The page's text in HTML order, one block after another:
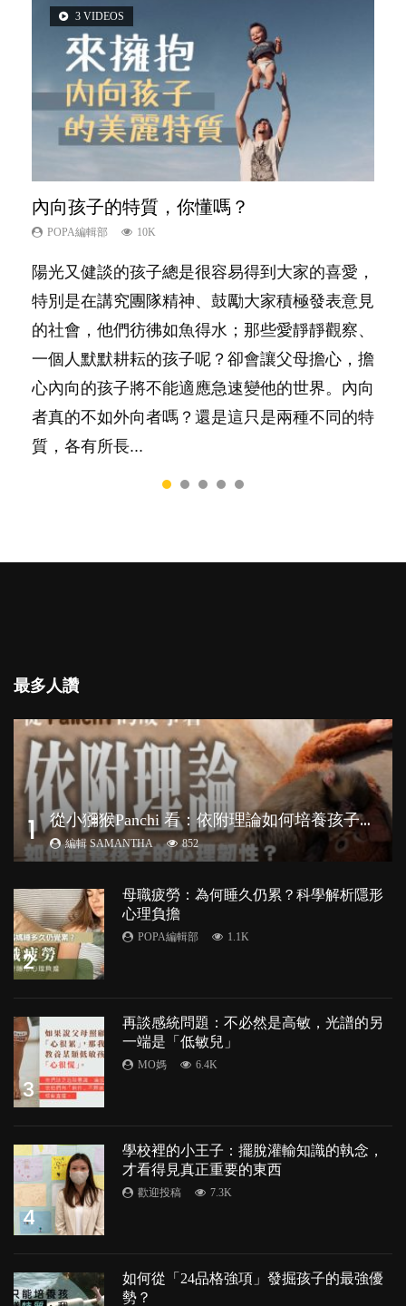
3 VIDEOS
內向孩子的特質，你懂嗎？
POPA編輯部 10K
陽光又健談的孩子總是很容易得到大家的喜愛，
特別是在講究團隊精神、鼓勵大家積極發表意見
的社會，他們彷彿如魚得水；那些愛靜靜觀察、
一個人默默耕耘的孩子呢？卻會讓父母擔心，擔
心內向的孩子將不能適應急速變他的世界。內向
者真的不如外向者嗎？還是這只是兩種不同的特
質，各有所長...
2 VIDEOS
想孩子學好外語，點做好？
POPA編輯部 9.9K
有人話學多種語言越早開始越好，有人卻說一時
間太多語言，會令孩子感到混淆，到底誰是誰
非？聽聽專家怎樣說，解開語言學習的迷思～...
5 VIDEOS
夫妻必看！經營婚姻，沒捷徑
POPA編輯部 22.9K
你是不是也曾經以為只要跟相愛的人結婚，就自
然能走到白頭，但生了孩子卻發現事情不如你所
料？ 經營婚姻，不如我們想像的簡單，卻也不
是大家說得那麼難。一起來認識婚姻的真相！...
6 VIDEOS
孩子能力天注定？
POPA編輯部 7.9K
很多父母都希望孩子係個「叻仔叻女」，學業別
太差，日常自理井井有條。這樣的孩子是萬中無
一，還是魚與熊掌，不能兼得？...
6 VIDEOS
愛孩子也別忘了愛自己，父母如何關顧自
己的身心靈？
照顧孩子衣食住行、陪同兒女應對功課測驗，還
要陪玩製造親子時間，尚要處理家中雜項要
務……當父母的，有千百個任務要做。可惜，有
一樣重要至極的，總被遺漏——關注自己的情緒
和心理健康。...
最多人讚
1 從
小獼猴Panchi 看：依附理論如何培養孩子心理韌性？
編輯 SAMANTHA 852
2
母職疲勞：為何睡久仍累？科學解析隱形
心理負擔
POPA編輯部 1.1K
3
再談感統問題：不必然是高敏，光譜的另
一端是「低敏兒」
MO媽 6.4K
4
學校裡的小王子：擺脫灌輸知識的執念，
才看得見真正重要的東西
歡迎投稿 7.3K
如何從「24品格強項」發掘孩子的最強優
勢？